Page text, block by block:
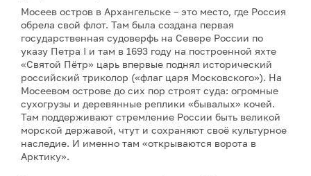
Мосеев остров в Архангельске – это место, где Россия
обрела свой флот. Там была создана первая
государственная судоверфь на Севере России по
указу Петра I и там в 1693 году на построенной яхте
«Святой Пётр» царь впервые поднял исторический
российский триколор («флаг царя Московского»). На
Мосеевом острове до сих пор строят суда: огромные
сухогрузы и деревянные реплики «бывалых» кочей.
Там поддерживают стремление России быть великой
морской державой, чтут и сохраняют своё культурное
наследие. И именно там «открываются ворота в
Арктику».